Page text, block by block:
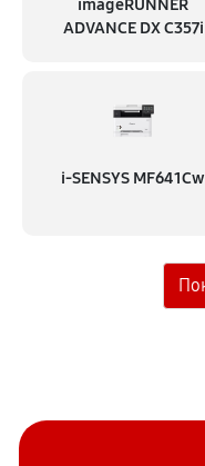
imageRUNNER
ADVANCE DX C357i
i‑SENSYS MF641Cw